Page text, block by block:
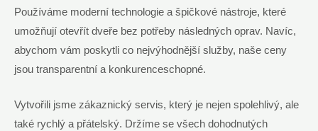
Používáme moderní technologie a špičkové nástroje, které
umožňují otevřít dveře bez potřeby následných oprav. Navíc,
abychom vám poskytli co nejvýhodnější služby, naše ceny
jsou transparentní a konkurenceschopné.
Vytvořili jsme zákaznický servis, který je nejen spolehlivý, ale
také rychlý a přátelský. Držíme se všech dohodnutých